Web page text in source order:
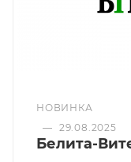
скрывает
НОВИНКА
— 29.08.2025
Белита-